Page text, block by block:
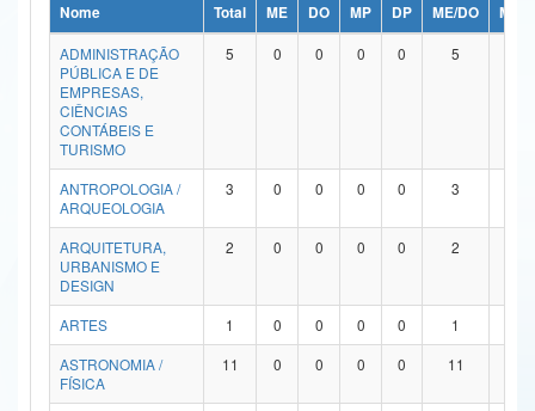
Ministério da Ciência, Tecnologia, Inovações e Comunicações
Ministério do Meio Ambiente
Ministério do Turismo
Ministério do Desenvolvimento Regional
Controladoria-Geral da União
Ministério da Mulher, da Família e dos Direitos Humanos
Secretaria de Governo
Nome Total ME DO MP DP ME/DO
MP/
ADMINISTRAÇÃO
PÚBLICA E DE
EMPRESAS,
CIÊNCIAS
CONTÁBEIS E
TURISMO
5 0 0 0 0 5
ANTROPOLOGIA /
ARQUEOLOGIA
3 0 0 0 0 3
ARQUITETURA,
URBANISMO E
DESIGN
2 0 0 0 0 2
ARTES 1 0 0 0 0 1
ASTRONOMIA /
FÍSICA
11 0 0 0 0 11